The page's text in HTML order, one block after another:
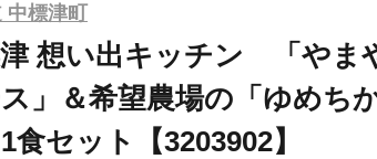
中標津町
想い出キッチン 「やま
」＆希望農場の「ゆめち
セット【3203902】